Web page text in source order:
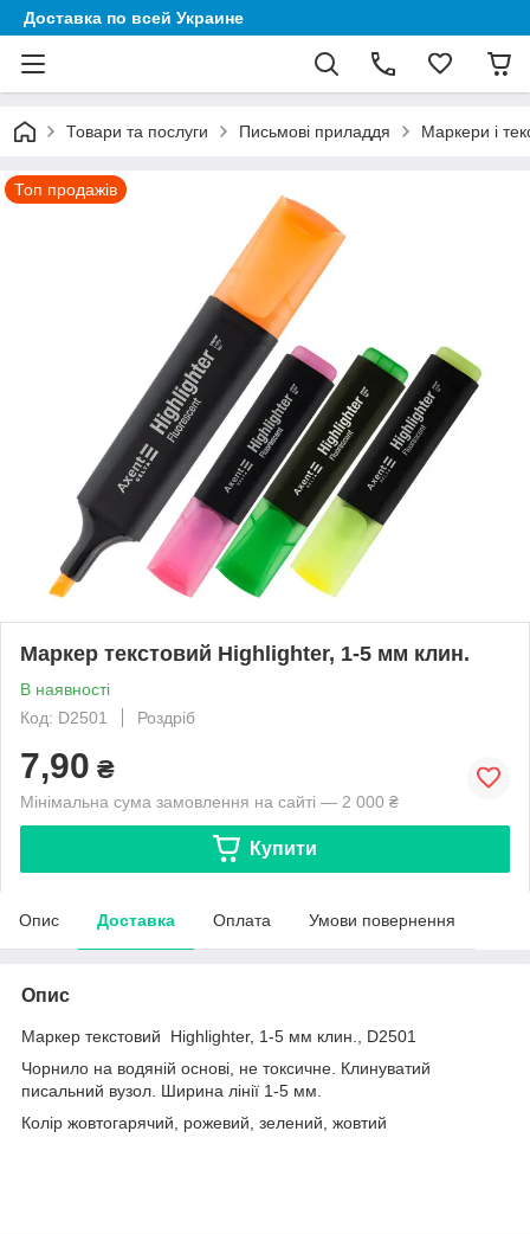
Доставка по всей Украине
Товари та послуги Письмові приладдя Маркери і
Топ продажів
Маркер текстовий Highlighter, 1-5 мм клин.
В наявності
Код: D2501
Роздріб
7,90 ₴
Мінімальна сума замовлення на сайті — 2 000 ₴
Купити
Опис Доставка Оплата Умови повернення
Опис
Маркер текстовий Highlighter, 1-5 мм клин., D2501
Чорнило на водяній основі, не токсичне. Клинуватий
писальний вузол. Ширина лінії 1-5 мм.
Колір жовтогарячий, рожевий, зелений, жовтий